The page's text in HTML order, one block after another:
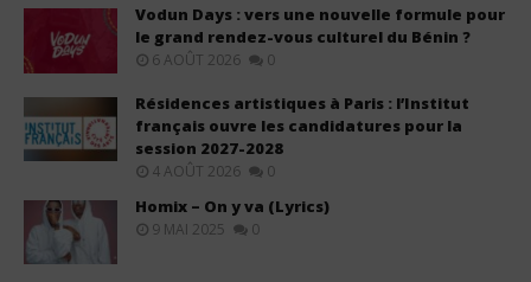
Vodun Days : vers une nouvelle formule pour
le grand rendez-vous culturel du Bénin ?
6 AOÛT 2026 0
Résidences artistiques à Paris : l’Institut
français ouvre les candidatures pour la
session 2027-2028
4 AOÛT 2026 0
Homix – On y va (Lyrics)
9 MAI 2025 0